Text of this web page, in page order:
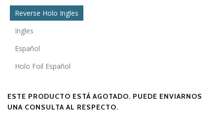
Reverse Holo Ingles
Ingles
Español
Holo Foil Español
ESTE PRODUCTO ESTÁ AGOTADO. PUEDE ENVIARNOS
UNA CONSULTA AL RESPECTO.